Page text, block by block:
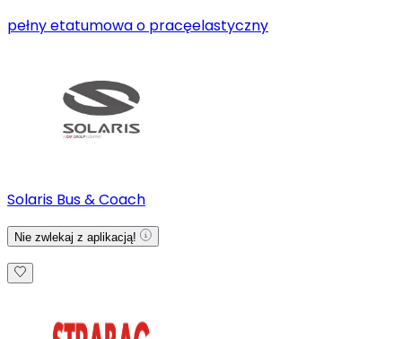
pełny etatumowa o pracęelastyczny
Solaris Bus & Coach
Nie zwlekaj z aplikacją!